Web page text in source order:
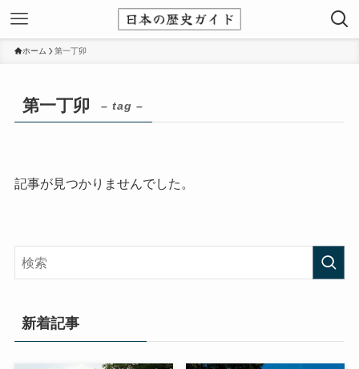
ホーム 第一丁卯
第一丁卯 – tag –
記事が見つかりませんでした。
新着記事